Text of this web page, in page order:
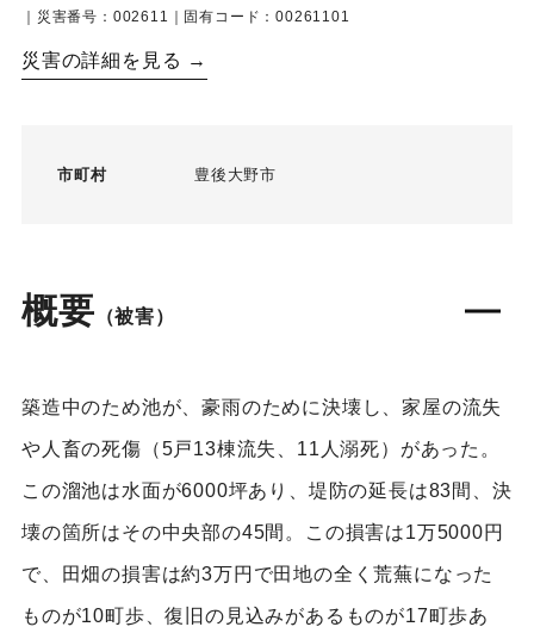
｜災害番号：002611｜固有コード：00261101
災害の詳細を見る →
市町村 豊後大野市
概要 （被害）
築造中のため池が、豪雨のために決壊し、家屋の流失
や人畜の死傷（5戸13棟流失、11人溺死）があった。
この溜池は水面が6000坪あり、堤防の延長は83間、決
壊の箇所はその中央部の45間。この損害は1万5000円
で、田畑の損害は約3万円で田地の全く荒蕪になった
ものが10町歩、復旧の見込みがあるものが17町歩あ